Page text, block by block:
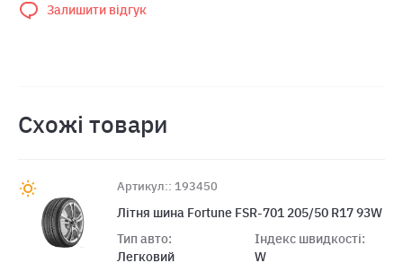
Залишити відгук
Схожі товари
Артикул:: 193450
Літня шина Fortune FSR-701 205/50 R17 93W
Тип авто:
Легковий
Індекс швидкості:
W